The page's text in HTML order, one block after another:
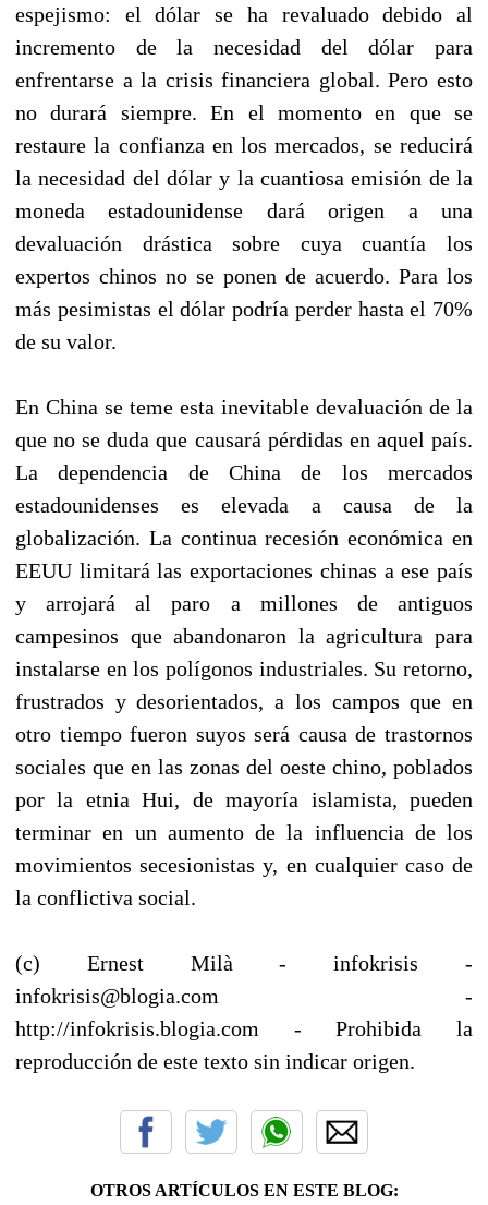
espejismo: el dólar se ha revaluado debido al
incremento de la necesidad del dólar para
enfrentarse a la crisis financiera global. Pero esto
no durará siempre. En el momento en que se
restaure la confianza en los mercados, se reducirá
la necesidad del dólar y la cuantiosa emisión de la
moneda estadounidense dará origen a una
devaluación drástica sobre cuya cuantía los
expertos chinos no se ponen de acuerdo. Para los
más pesimistas el dólar podría perder hasta el 70%
de su valor.
En China se teme esta inevitable devaluación de la
que no se duda que causará pérdidas en aquel país.
La dependencia de China de los mercados
estadounidenses es elevada a causa de la
globalización. La continua recesión económica en
EEUU limitará las exportaciones chinas a ese país
y arrojará al paro a millones de antiguos
campesinos que abandonaron la agricultura para
instalarse en los polígonos industriales. Su retorno,
frustrados y desorientados, a los campos que en
otro tiempo fueron suyos será causa de trastornos
sociales que en las zonas del oeste chino, poblados
por la etnia Hui, de mayoría islamista, pueden
terminar en un aumento de la influencia de los
movimientos secesionistas y, en cualquier caso de
la conflictiva social.
(c) Ernest Milà - infokrisis -
infokrisis@blogia.com -
http://infokrisis.blogia.com - Prohibida la
reproducción de este texto sin indicar origen.
OTROS ARTÍCULOS EN ESTE BLOG: